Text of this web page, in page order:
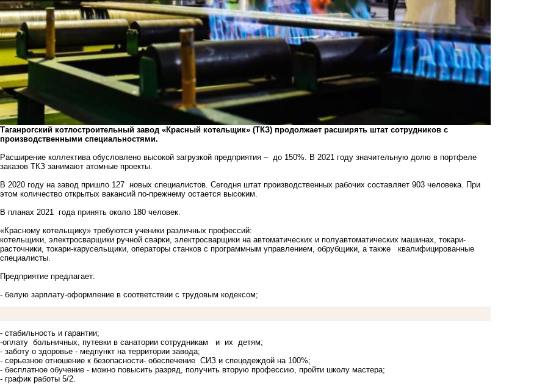
Таганрогский котлостроительный завод «Красный котельщик» (ТКЗ) продолжает расширять штат сотрудников с
производственными специальностями.
Расширение коллектива обусловлено высокой загрузкой предприятия – до 150%. В 2021 году значительную долю в портфеле
заказов ТКЗ занимают атомные проекты.
В 2020 году на завод пришло 127 новых специалистов. Сегодня штат производственных рабочих составляет 903 человека. При
этом количество открытых вакансий по-прежнему остается высоким.
В планах 2021 года принять около 180 человек.
«Красному котельщику» требуются ученики различных профессий:
котельщики, электросварщики ручной сварки, электросварщики на автоматических и полуавтоматических машинах, токари-
расточники, токари-карусельщики, операторы станков с программным управлением, обрубщики, а также квалифицированные
специалисты.
Предприятие предлагает:
- белую зарплату-оформление в соответствии с трудовым кодексом;
- стабильность и гарантии;
-оплату больничных, путевки в санатории сотрудникам и их детям;
- заботу о здоровье - медпункт на территории завода;
- серьезное отношение к безопасности- обеспечение СИЗ и спецодеждой на 100%;
- бесплатное обучение - можно повысить разряд, получить вторую профессию, пройти школу мастера;
- график работы 5/2.